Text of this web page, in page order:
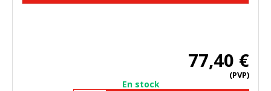
77,40 €
(PVP)
En stock